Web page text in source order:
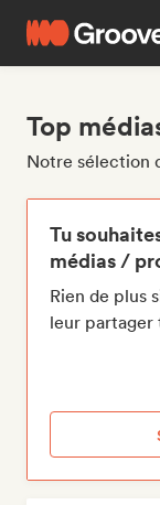
Top
Notre sélection
Tu
médias /
Rien de plus
leur partager